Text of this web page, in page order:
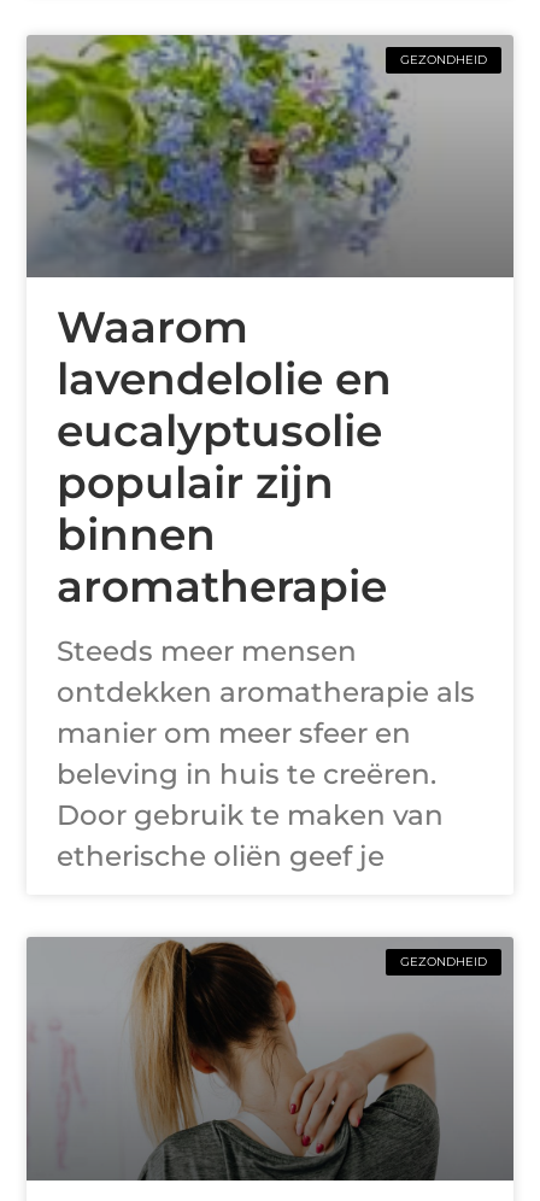
GEZONDHEID
Waarom
lavendelolie en
eucalyptusolie
populair zijn
binnen
aromatherapie
Steeds meer mensen
ontdekken aromatherapie als
manier om meer sfeer en
beleving in huis te creëren.
Door gebruik te maken van
etherische oliën geef je
GEZONDHEID